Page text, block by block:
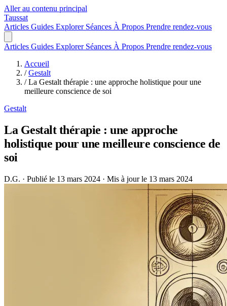
Aller au contenu principal
Taussat
Articles Guides Explorer Séances À Propos Prendre rendez-vous
Articles Guides Explorer Séances À Propos Prendre rendez-vous
Accueil
/ Gestalt
/ La Gestalt thérapie : une approche holistique pour une
meilleure conscience de soi
Gestalt
La Gestalt thérapie : une approche
holistique pour une meilleure conscience de
soi
D.G. · Publié le 13 mars 2024 · Mis à jour le 13 mars 2024